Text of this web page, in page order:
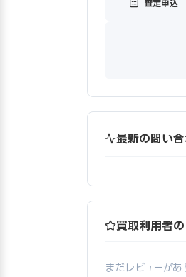
査定申込
最新の問い
買取利用者
まだレビューが